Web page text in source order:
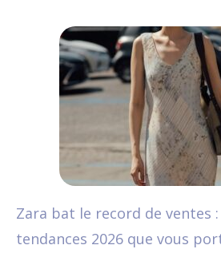
Zara bat le record de ventes
tendances 2026 que vous